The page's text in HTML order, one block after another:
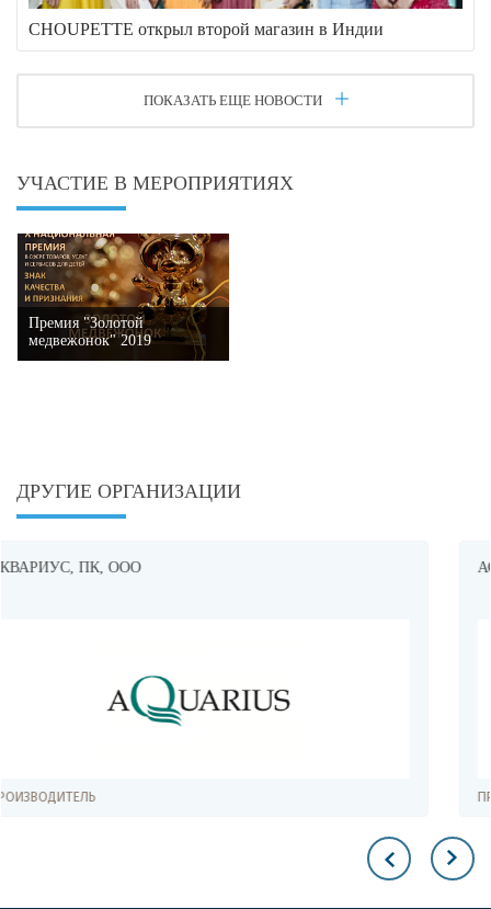
CHOUPETTE открыл второй магазин в Индии
ПОКАЗАТЬ ЕЩЕ НОВОСТИ
УЧАСТИЕ В МЕРОПРИЯТИЯХ
Премия "Золотой
медвежонок" 2019
ДРУГИЕ ОРГАНИЗАЦИИ
АССОЦИАЦИЯ XXI ВЕК, ИЗДАТЕЛЬСТВО
ПРОИЗВОДИТЕЛЬ, ИЗДАНИЕ КНИГ